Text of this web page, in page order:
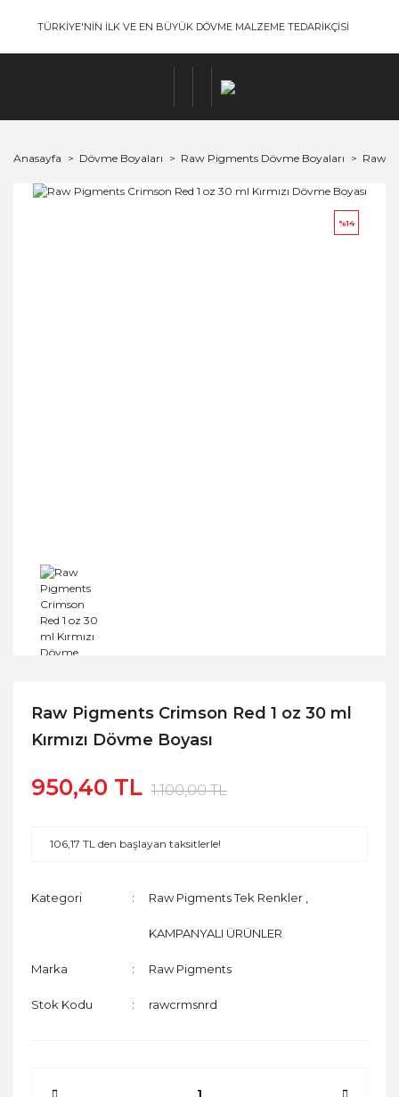
TÜRKİYE'NİN İLK VE EN BÜYÜK DÖVME MALZEME TEDARİKÇİSİ
Anasayfa Dövme Boyaları Raw Pigments Dövme Boyaları Raw
%14
Raw Pigments Crimson Red 1 oz 30 ml
Kırmızı Dövme Boyası
950,40 TL 1.100,00 TL
106,17 TL den başlayan taksitlerle!
Kategori Raw Pigments Tek Renkler
KAMPANYALI ÜRÜNLER
Marka Raw Pigments
Stok Kodu rawcrmsnrd